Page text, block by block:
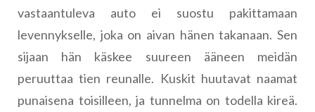
vastaantuleva auto ei suostu pakittamaan
levennykselle, joka on aivan hänen takanaan. Sen
sijaan hän käskee suureen ääneen meidän
peruuttaa tien reunalle. Kuskit huutavat naamat
punaisena toisilleen, ja tunnelma on todella kireä.